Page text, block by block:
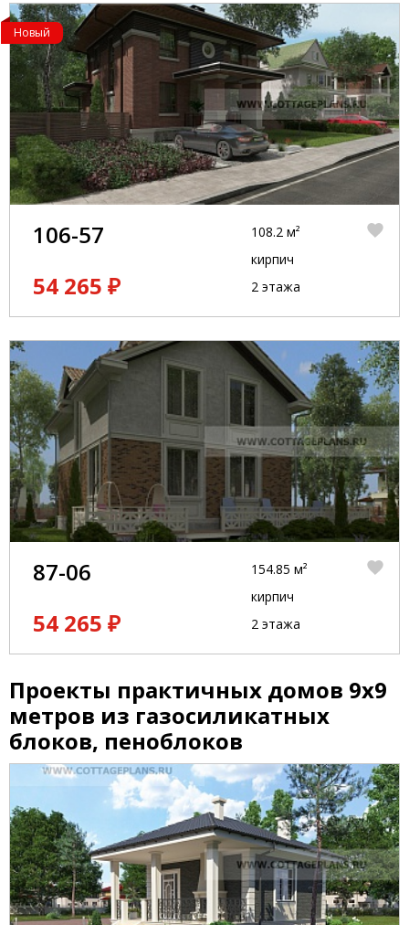
Новый
106-57
54 265 ₽
108.2 м²
кирпич
2 этажа
87-06
54 265 ₽
154.85 м²
кирпич
2 этажа
Проекты практичных домов 9x9
метров из газосиликатных
блоков, пеноблоков